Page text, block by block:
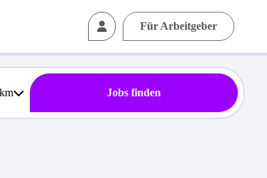
Für Arbeitgeber
Jobs finden